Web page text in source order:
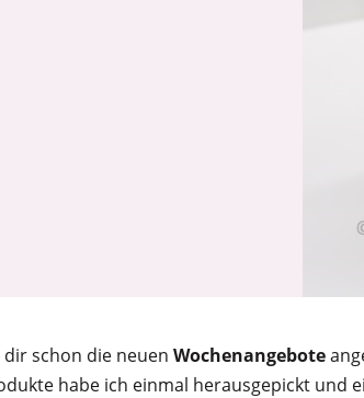
dir schon die neuen Wochenangebote
habe ich einmal herausgepickt und